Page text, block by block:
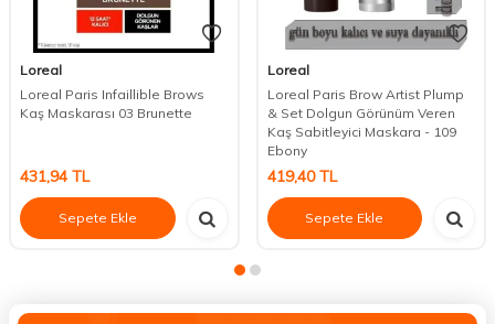
Loreal
Loreal Paris Infaillible Brows
Kaş Maskarası 03 Brunette
431,94 TL
Sepete Ekle
Loreal
Loreal Paris Brow Artist Plump
& Set Dolgun Görünüm Veren
Kaş Sabitleyici Maskara - 109
Ebony
419,40TL
Sepete Ekle